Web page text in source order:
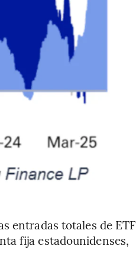
entradas totales de ETF
fija estadounidenses,